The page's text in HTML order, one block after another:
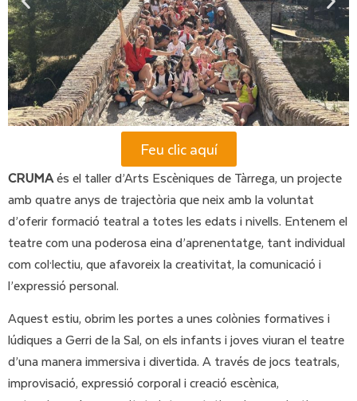
Feu clic aquí
CRUMAés el taller d’Arts Escèniques de Tàrrega, un projecte
amb quatre anys de trajectòria que neix amb la voluntat
d’oferir formació teatral a totes les edats i nivells. Entenem el
teatre com una poderosa eina d’aprenentatge, tant individual
com col·lectiu, que afavoreix la creativitat, la comunicació i
l’expressió personal.
Aquest estiu, obrim les portes a unes colònies formatives i
lúdiques a Gerri de la Sal, on els infants i joves viuran el teatre
d’una manera immersiva i divertida. A través de jocs teatrals,
improvisació, expressió corporal i creació escènica,